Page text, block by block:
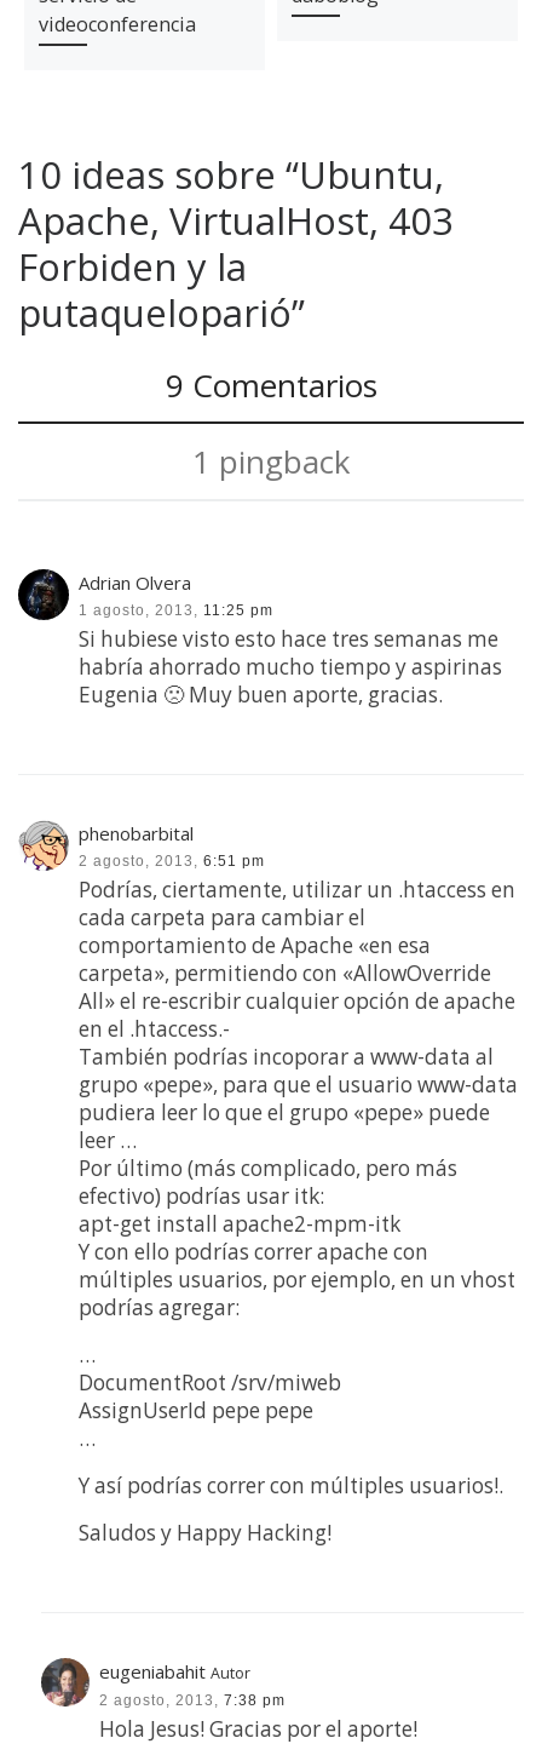
videoconferencia
10 ideas sobre “Ubuntu,
Apache, VirtualHost, 403
Forbiden y la
putaqueloparió”
9 Comentarios
1 pingback
Adrian Olvera
1 agosto, 2013, 11:25 pm
Si hubiese visto esto hace tres semanas me
habría ahorrado mucho tiempo y aspirinas
Eugenia 🙁 Muy buen aporte, gracias.
phenobarbital
2 agosto, 2013, 6:51 pm
Podrías, ciertamente, utilizar un .htaccess en
cada carpeta para cambiar el
comportamiento de Apache «en esa
carpeta», permitiendo con «AllowOverride
All» el re-escribir cualquier opción de apache
en el .htaccess.-
También podrías incoporar a www-data al
grupo «pepe», para que el usuario www-data
pudiera leer lo que el grupo «pepe» puede
leer …
Por último (más complicado, pero más
efectivo) podrías usar itk:
apt-get install apache2-mpm-itk
Y con ello podrías correr apache con
múltiples usuarios, por ejemplo, en un vhost
podrías agregar:
…
DocumentRoot /srv/miweb
AssignUserId pepe pepe
…
Y así podrías correr con múltiples usuarios!.
Saludos y Happy Hacking!
eugeniabahit Autor
2 agosto, 2013, 7:38 pm
Hola Jesus! Gracias por el aporte!